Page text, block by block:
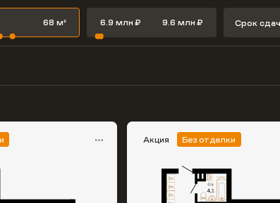
Срок
Акция Без отделки